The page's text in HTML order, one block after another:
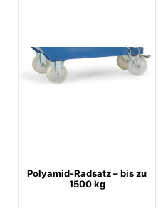
Polyamid-Radsatz – bis zu
1500 kg